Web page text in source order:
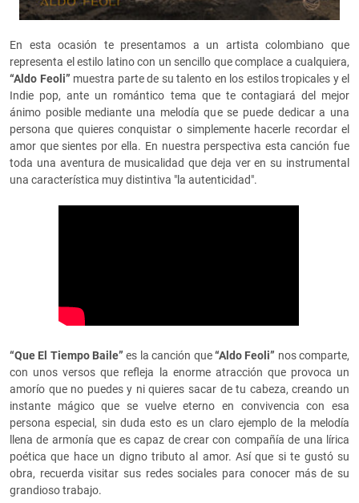
En esta ocasión te presentamos a un artista colombiano que
representa el estilo latino con un sencillo que complace a cualquiera,
“Aldo Feoli” muestra parte de su talento en los estilos tropicales y el
Indie pop, ante un romántico tema que te contagiará del mejor
ánimo posible mediante una melodía que se puede dedicar a una
persona que quieres conquistar o simplemente hacerle recordar el
amor que sientes por ella. En nuestra perspectiva esta canción fue
toda una aventura de musicalidad que deja ver en su instrumental
una característica muy distintiva "la autenticidad".
“Que El Tiempo Baile” es la canción que“Aldo Feoli” nos comparte,
con unos versos que refleja la enorme atracción que provoca un
amorío que no puedes y ni quieres sacar de tu cabeza, creando un
instante mágico que se vuelve eterno en convivencia con esa
persona especial, sin duda esto es un claro ejemplo de la melodía
llena de armonía que es capaz de crear con compañía de una lírica
poética que hace un digno tributo al amor. Así que si te gustó su
obra, recuerda visitar sus redes sociales para conocer más de su
grandioso trabajo.